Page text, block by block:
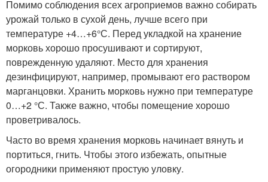
Помимо соблюдения всех агроприемов важно собирать
урожай только в сухой день, лучше всего при
температуре +4…+6°С. Перед укладкой на хранение
морковь хорошо просушивают и сортируют,
поврежденную удаляют. Место для хранения
дезинфицируют, например, промывают его раствором
марганцовки. Хранить морковь нужно при температуре
0…+2 °С. Также важно, чтобы помещение хорошо
проветривалось.
Часто во время хранения морковь начинает вянуть и
портиться, гнить. Чтобы этого избежать, опытные
огородники применяют простую уловку.